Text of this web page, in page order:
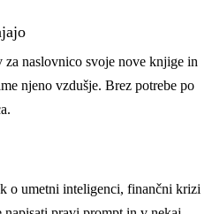
za naslovnico svoje nove knjige in
njeno vzdušje. Brez potrebe po
o umetni inteligenci, finančni krizi